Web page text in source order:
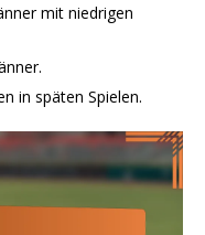
mit niedrigen
in späten Spielen.